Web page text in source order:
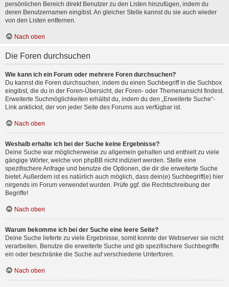
persönlichen Bereich direkt Benutzer zu den Listen hinzufügen, indem du
deren Benutzernamen eingibst. An gleicher Stelle kannst du sie auch wieder
von den Listen entfernen.
Nach oben
Die Foren durchsuchen
Wie kann ich ein Forum oder mehrere Foren durchsuchen?
Du kannst die Foren durchsuchen, indem du einen Suchbegriff in die Suchbox
eingibst, die du in der Foren-Übersicht, der Foren- oder Themenansicht findest.
Erweiterte Suchmöglichkeiten erhältst du, indem du den „Erweiterte Suche“-
Link anklickst, der von jeder Seite des Forums aus verfügbar ist.
Nach oben
Weshalb erhalte ich bei der Suche keine Ergebnisse?
Deine Suche war möglicherweise zu allgemein gehalten und enthielt zu viele
gängige Wörter, welche von phpBB nicht indiziert werden. Stelle eine
spezifischere Anfrage und benutze die Optionen, die dir die erweiterte Suche
bietet. Außerdem ist es natürlich auch möglich, dass dein(e) Suchbegriff(e) hier
nirgends im Forum verwendet wurden. Prüfe ggf. die Rechtschreibung der
Begriffe!
Nach oben
Warum bekomme ich bei der Suche eine leere Seite?
Deine Suche lieferte zu viele Ergebnisse, somit konnte der Webserver sie nicht
verarbeiten. Benutze die erweiterte Suche und gib spezifischere Suchbegriffe
ein oder beschränke die Suche auf verschiedene Unterforen.
Nach oben